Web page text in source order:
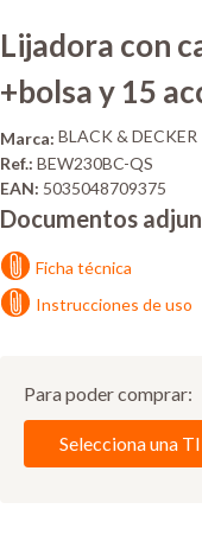
Lijadora con
+bolsa y 15
Marca: BLACK & DECKER
Ref.: BEW230BC-QS
EAN: 5035048709375
Documentos
Ficha técnica
Instrucciones de uso
Para poder comprar:
Selecciona una